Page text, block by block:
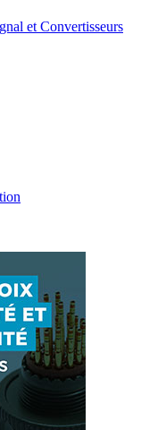
et Convertisseurs